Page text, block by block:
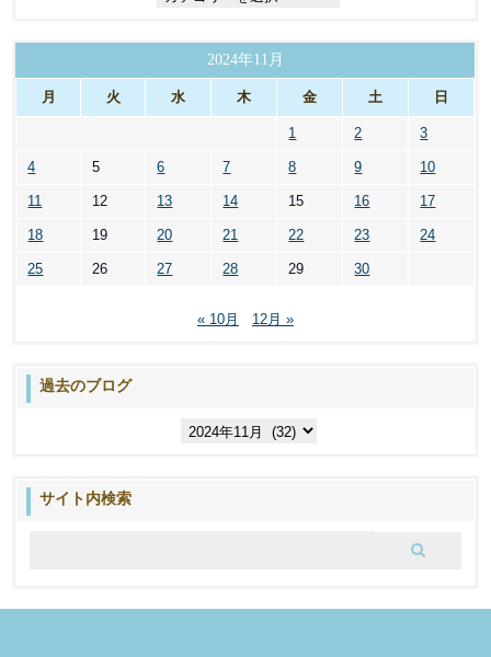
ー
2024年11月
月 火 水 木 金 土 日
1 2 3
4 5 6 7 8 9 10
11 12 13 14 15 16 17
18 19 20 21 22 23 24
25 26 27 28 29 30
« 10月 12月 »
過去のブログ
サイト内検索